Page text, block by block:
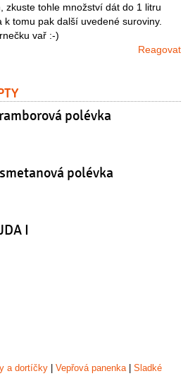
zkuste tohle množství dát do 1 litru
k tomu pak další uvedené suroviny.
vař :-)
Reagovat
polévka
polévka
I
a dortíčky Vepřová panenka| Sladké